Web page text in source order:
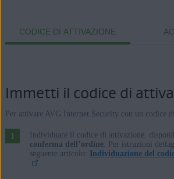
CODICE DI ATTIVAZIONE
Immetti il codice di
Per attivare AVG Internet Security con un codice
Individuare il codice di attivazione,
conferma dell’ordine. Per istruzioni
seguente articolo:
Individuazione del
.